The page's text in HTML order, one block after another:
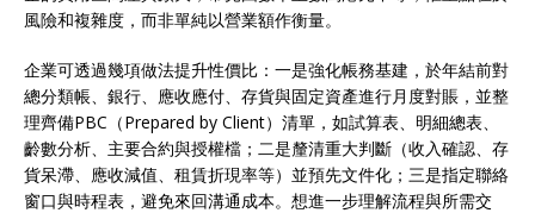
風險和複雜度，而非單純以營業額作衡量。
企業可透過幾項做法提升性價比：一是強化帳務基建，於年結前對
總分類帳、銀行、應收應付、存貨與固定資產進行月度對賬，並整
理齊備PBC（Prepared by Client）清單，如試算表、明細總表、
齡數分析、主要合約與授權檔；二是釐清重大判斷（收入確認、存
貨呆滯、應收減值、租賃折現率等）並預先文件化；三是指定聯絡
窗口與時程表，避免來回溝通成本。想進一步理解流程與所需交